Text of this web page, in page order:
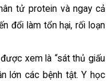
tử protein và ngay cả
đổi làm tổn hại, rối loạn
được xem là “sát thủ giấu
lớn các bệnh tật. Y học